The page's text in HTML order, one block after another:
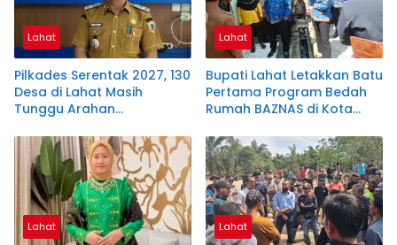
Lahat
Pilkades Serentak 2027, 130
Desa di Lahat Masih
Tunggu Arahan
Lahat
Bupati Lahat Letakkan Batu
Pertama Program Bedah
Rumah BAZNAS di Kota
Lahat Lahat